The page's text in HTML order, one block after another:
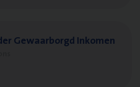
Gewaar­borgd Inkomen